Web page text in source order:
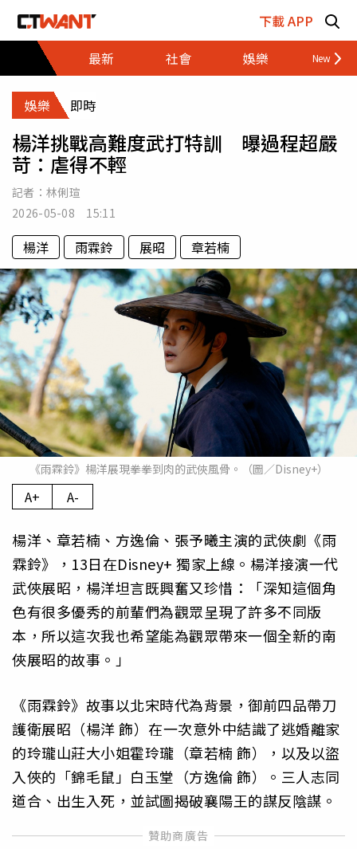
下載 APP
最新
社會 娛樂 財經
娛樂 即時
楊洋挑戰高難度武打特訓 曝過程超嚴
苛：虐得不輕
記者： 林俐瑄
2026-05-08 15:11
楊洋 雨霖鈴 展昭 章若楠
《雨霖鈴》楊洋展現拳拳到肉的武俠風骨。（圖／Disney+）
A+ A-
楊洋、章若楠、方逸倫、張予曦主演的武俠劇《雨
霖鈴》，13日在Disney+ 獨家上線。楊洋接演一代
武俠展昭，楊洋坦言既興奮又珍惜：「深知這個角
色有很多優秀的前輩們為觀眾呈現了許多不同版
本，所以這次我也希望能為觀眾帶來一個全新的南
俠展昭的故事。」
《雨霖鈴》故事以北宋時代為背景，御前四品帶刀
護衛展昭（楊洋 飾）在一次意外中結識了逃婚離家
的玲瓏山莊大小姐霍玲瓏（章若楠 飾），以及以盜
入俠的「錦毛鼠」白玉堂（方逸倫 飾）。三人志同
道合、出生入死，並試圖揭破襄陽王的謀反陰謀。